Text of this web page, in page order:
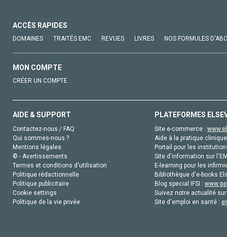
ACCÈS RAPIDES
DOMAINES TRAITÉS EMC REVUES LIVRES NOS FORMULES
MON COMPTE
CRÉER UN COMPTE
AIDE & SUPPORT
Contactez-nous / FAQ
Qui sommes-nous ?
Mentions légales
© - Avertissements
Termes et conditions d'utilisation
Politique rédactionnelle
Politique publicitaire
Cookie settings
Politique de la vie privée
PLATEFORMES
Site e-commerce :
Aide à la pratique
Portail pour les
Site d'information sur
E-learning pour les
Bibliothèque d'e-books
Blog special IFSI :
Suivez notre actualité
Site d'emploi en santé :